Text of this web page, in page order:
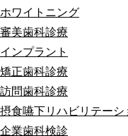
ホワイトニング
審美歯科診療
インプラント
矯正歯科診療
訪問歯科診療
摂食嚥下リハビリテーシ
企業歯科検診